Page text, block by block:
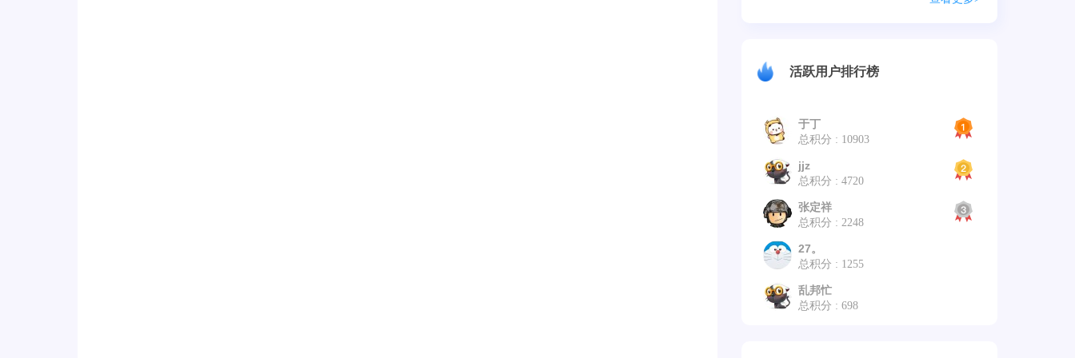
活跃用户排行榜
于丁
总积分 : 10903
jjz
总积分 : 4720
张定祥
总积分 : 2248
27。
总积分 : 1255
乱邦忙
总积分 : 698